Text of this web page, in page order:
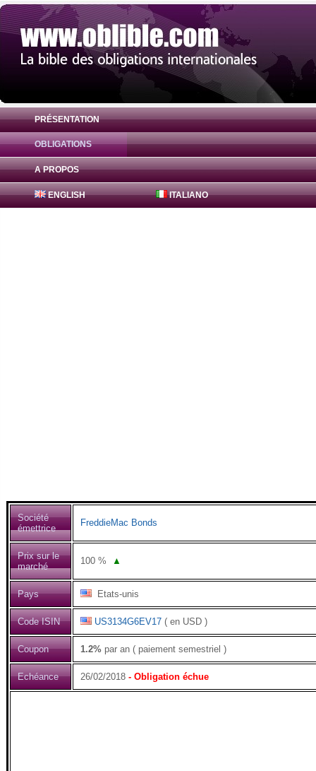
PRÉSENTATION
OBLIGATIONS
A PROPOS
ENGLISH ITALIANO
Obligation FreddieMac Bonds 1.2% (
Société
émettrice
FreddieMac Bonds
Prix sur le
marché
100 % ▲
Pays Etats-unis
Code ISIN US3134G6EV17 ( en USD )
Coupon 1.2% par an ( paiement semestriel )
Echéance 26/02/2018 - Obligation échue